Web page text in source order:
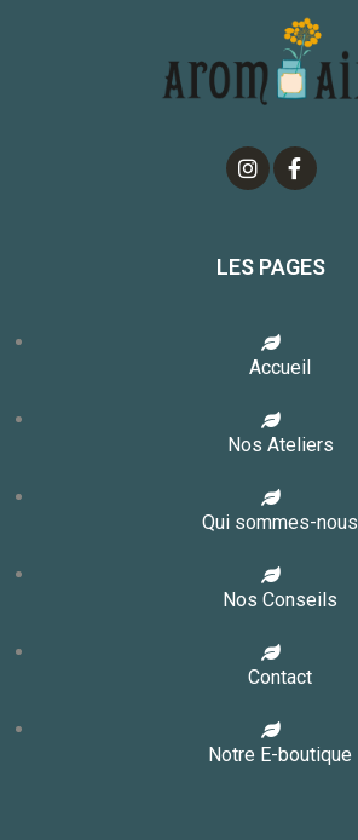
LES PAGES
Accueil
Nos Ateliers
Qui sommes-nous
Nos Conseils
Contact
Notre E-boutique